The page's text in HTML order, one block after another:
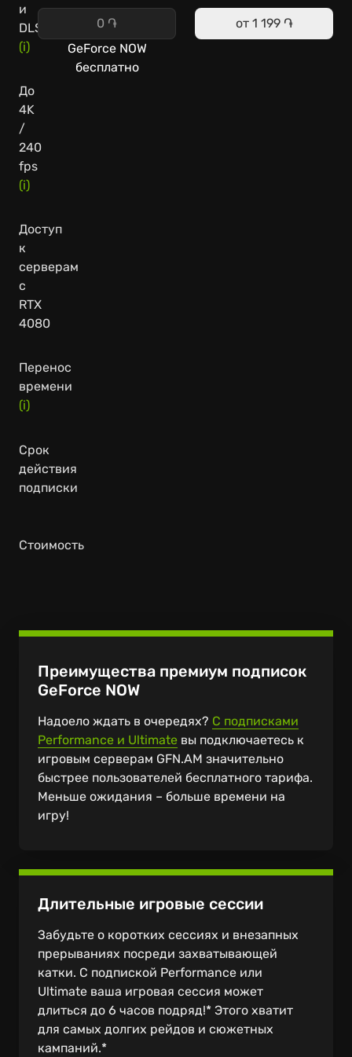
и
DLSS
(i)
До
4K
/
240
fps
(i)
Доступ
к
серверам
с
RTX
4080
Перенос
времени
(i)
Срок
действия
подписки
Стоимость
0 ֏
GeForce NOW
бесплатно
от 1 199 ֏
Преимущества премиум подписок
GeForce NOW
Надоело ждать в очередях? С подписками
Performance и Ultimate вы подключаетесь к
игровым серверам GFN.AM значительно
быстрее пользователей бесплатного тарифа.
Меньше ожидания – больше времени на
игру!
Длительные игровые сессии
Забудьте о коротких сессиях и внезапных
прерываниях посреди захватывающей
катки. С подпиской Performance или
Ultimate ваша игровая сессия может
длиться до 6 часов подряд!* Этого хватит
для самых долгих рейдов и сюжетных
кампаний.*